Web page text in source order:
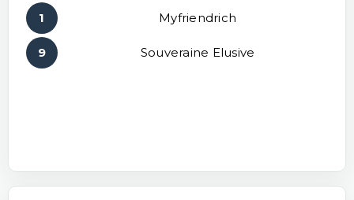
1 Myfriendrich
9 Souveraine Elusive